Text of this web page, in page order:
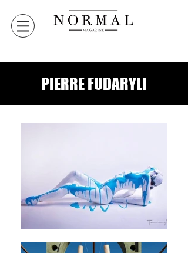
PIERRE FUDARYLI